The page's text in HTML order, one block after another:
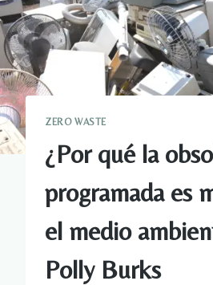
ZERO WASTE
¿Por qué la
programada es
el medio
Polly Burks